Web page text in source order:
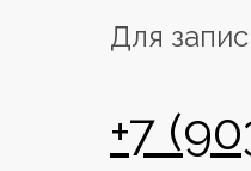
Для
+7